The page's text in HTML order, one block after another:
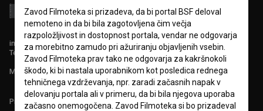
info@filmoteka.si
Tehnična pomoč: podpora@bsf.si
Mednarodna številka ISSN 2670-787X
Projekt sofinancira:
Zavod Filmoteka si prizadeva, da bi portal BSF deloval
nemoteno in da bi bila zagotovljena čim večja
razpoložljivost in dostopnost portala, vendar ne odgovarja
za morebitno zamudo pri ažuriranju objavljenih vsebin.
Zavod Filmoteka prav tako ne odgovarja za kakršnokoli
škodo, ki bi nastala uporabnikom kot posledica rednega
tehničnega vzdrževanja, npr. zaradi začasnih napak v
delovanju portala ali v primeru, da bi bila njegova uporaba
začasno onemogočena. Zavod Filmoteka si bo prizadeval